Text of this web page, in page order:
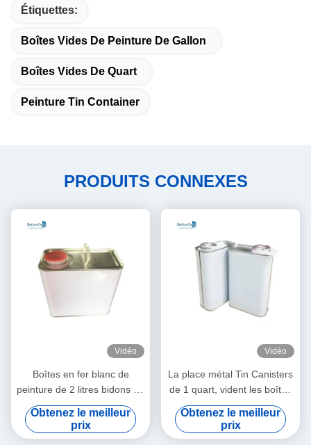
Étiquettes:
Boîtes Vides De Peinture De Gallon
Boîtes Vides De Quart
Peinture Tin Container
PRODUITS CONNEXES
Vidéo
Boîtes en fer blanc de
peinture de 2 litres bidons de
peinture vides de gallon pour
emballer un produit chimique
plus mince
Obtenez le meilleur
prix
Vidéo
La place métal Tin Canisters
de 1 quart, vident les boîtes
vides de 1 peinture de gallon
avec le couvercle en
plastique
Obtenez le meilleur
prix